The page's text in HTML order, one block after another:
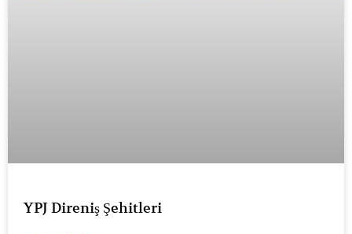
YPJ Direniş Şehitleri